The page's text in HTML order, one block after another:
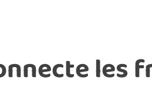
les